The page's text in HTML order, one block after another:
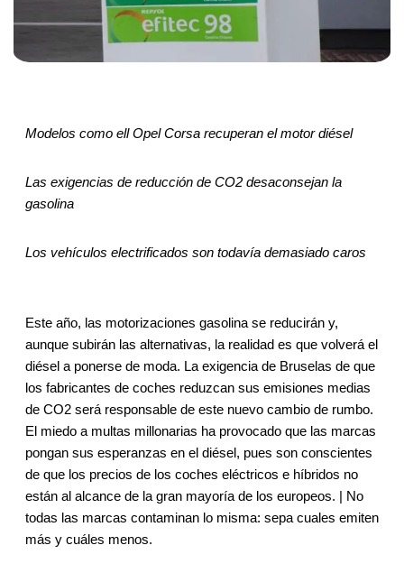
Modelos como ell Opel Corsa recuperan el motor diésel
Las exigencias de reducción de CO2 desaconsejan la
gasolina
Los vehículos electrificados son todavía demasiado caros
Este año, las motorizaciones gasolina se reducirán y,
aunque subirán las alternativas, la realidad es que volverá el
diésel a ponerse de moda. La exigencia de Bruselas de que
los fabricantes de coches reduzcan sus emisiones medias
de CO2 será responsable de este nuevo cambio de rumbo.
El miedo a multas millonarias ha provocado que las marcas
pongan sus esperanzas en el diésel, pues son conscientes
de que los precios de los coches eléctricos e híbridos no
están al alcance de la gran mayoría de los europeos. | No
todas las marcas contaminan lo misma: sepa cuales emiten
más y cuáles menos.